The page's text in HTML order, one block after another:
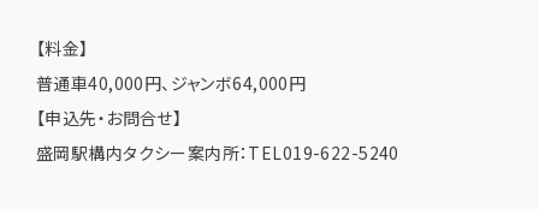
【料金】
普通車40,000円、ジャンボ64,000円
【申込先・お問合せ】
盛岡駅構内タクシー案内所：TEL019-622-5240